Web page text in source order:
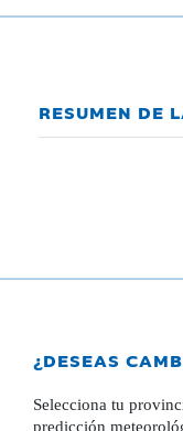
RESUMEN DE
¿DESEAS
Selecciona tu
predicción